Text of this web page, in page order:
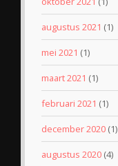
augustus 2021 (1)
mei 2021 (1)
maart 2021 (1)
februari 2021 (1)
december 2020 (1)
augustus 2020 (4)